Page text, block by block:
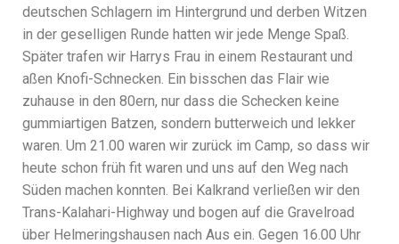
deutschen Schlagern im Hintergrund und derben Witzen
in der geselligen Runde hatten wir jede Menge Spaß.
Später trafen wir Harrys Frau in einem Restaurant und
aßen Knofi-Schnecken. Ein bisschen das Flair wie
zuhause in den 80ern, nur dass die Schecken keine
gummiartigen Batzen, sondern butterweich und lekker
waren. Um 21.00 waren wir zurück im Camp, so dass wir
heute schon früh fit waren und uns auf den Weg nach
Süden machen konnten. Bei Kalkrand verließen wir den
Trans-Kalahari-Highway und bogen auf die Gravelroad
über Helmeringshausen nach Aus ein. Gegen 16.00 Uhr